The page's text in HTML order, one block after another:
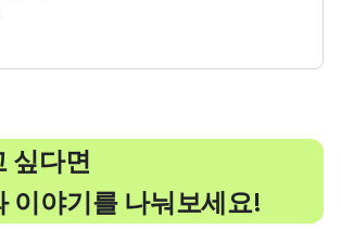
싶다면
이야기를 나눠보세요!